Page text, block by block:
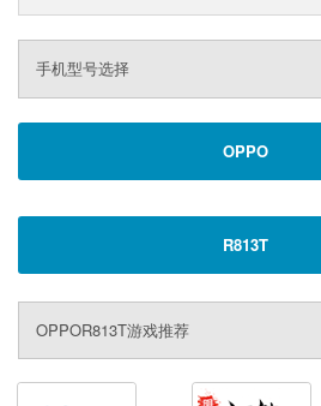
手机型号选择
OPPO
R813T
OPPOR813T游戏推荐